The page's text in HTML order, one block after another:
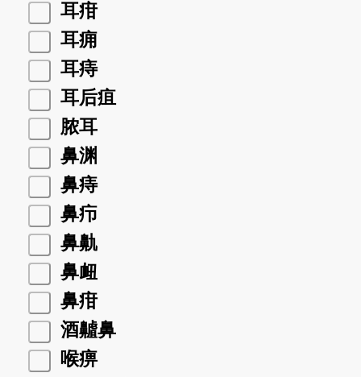
耳疳
耳痈
耳痔
耳后疽
脓耳
鼻渊
鼻痔
鼻疖
鼻鼽
鼻衄
鼻疳
酒齇鼻
喉痹